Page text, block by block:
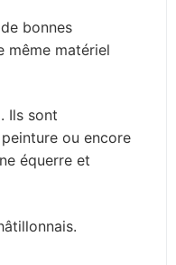
bonnes
même matériel
Ils sont
ou encore
équerre et